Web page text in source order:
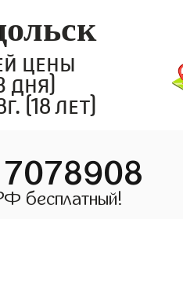
цены
дня)
(18 лет)
бесплатный!